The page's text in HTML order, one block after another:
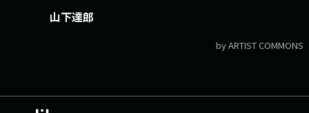
山下達郎
by ARTIST COMMONS